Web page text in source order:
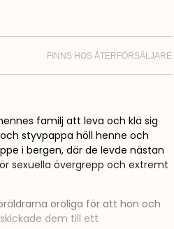
FINNS HOS ÅTERFÖRSÄLJARE
familj att leva och klä sig
styvpappa höll henne och
i bergen, där de levde nästan
sexuella övergrepp och extremt
oroliga för att hon och
dem till ett